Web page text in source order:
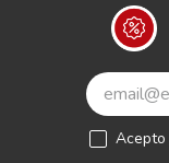
Acepto